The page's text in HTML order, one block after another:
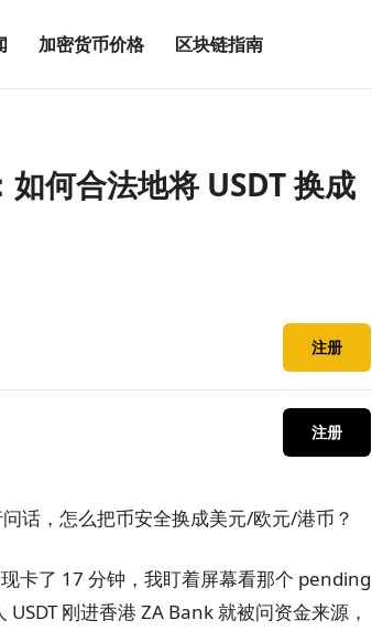
加密货币价格 区块链指南
何合法地将 USDT 换成
注册
注册
话，怎么把币安全换成美元/欧元/港币？
卡了 17 分钟，我盯着屏幕看那个 pending
刚进香港 ZA Bank 就被问资金来源，